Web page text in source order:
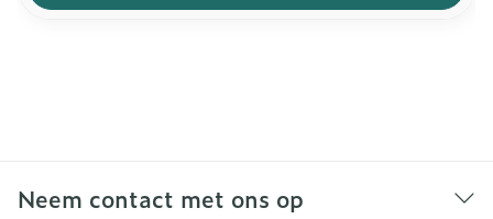
Neem contact met ons op